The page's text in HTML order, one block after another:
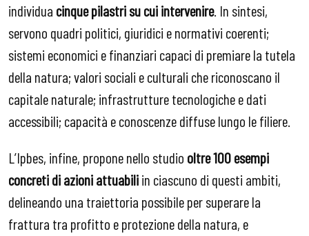
individua cinque pilastri su cui intervenire. In sintesi,
servono quadri politici, giuridici e normativi coerenti;
sistemi economici e finanziari capaci di premiare la tutela
della natura; valori sociali e culturali che riconoscano il
capitale naturale; infrastrutture tecnologiche e dati
accessibili; capacità e conoscenze diffuse lungo le filiere.
L’Ipbes, infine, propone nello studio oltre 100 esempi
concreti di azioni attuabiliin ciascuno di questi ambiti,
delineando una traiettoria possibile per superare la
frattura tra profitto e protezione della natura, e